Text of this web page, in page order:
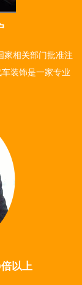
家相关部门批准注
装饰是一家专业
以上